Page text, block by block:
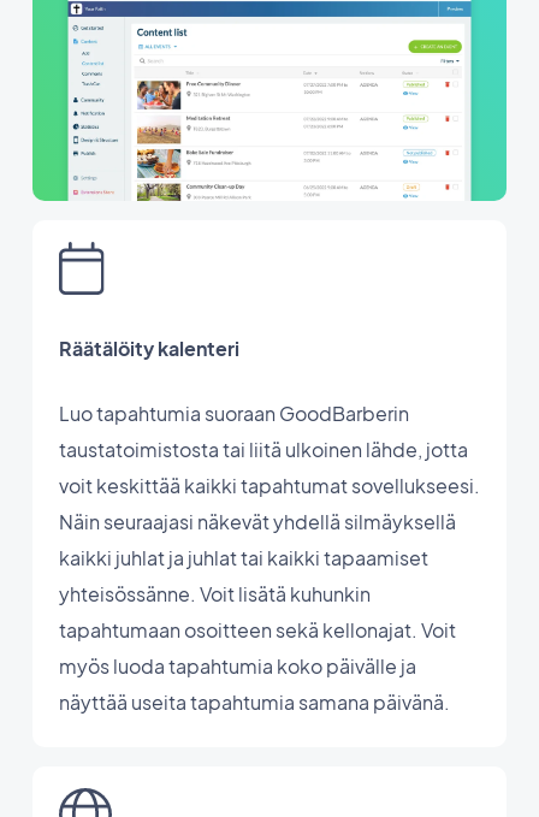
Räätälöity kalenteri
Luo tapahtumia suoraan GoodBarberin
taustatoimistosta tai liitä ulkoinen lähde, jotta
voit keskittää kaikki tapahtumat sovellukseesi.
Näin seuraajasi näkevät yhdellä silmäyksellä
kaikki juhlat ja juhlat tai kaikki tapaamiset
yhteisössänne. Voit lisätä kuhunkin
tapahtumaan osoitteen sekä kellonajat. Voit
myös luoda tapahtumia koko päivälle ja
näyttää useita tapahtumia samana päivänä.